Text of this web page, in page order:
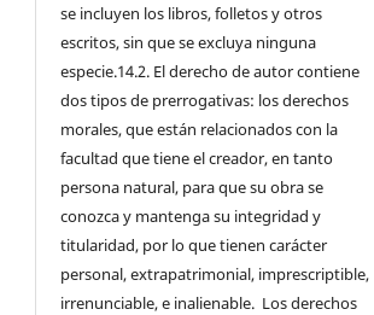
se incluyen los libros, folletos y otros
escritos, sin que se excluya ninguna
especie.14.2. El derecho de autor contiene
dos tipos de prerrogativas: los derechos
morales, que están relacionados con la
facultad que tiene el creador, en tanto
persona natural, para que su obra se
conozca y mantenga su integridad y
titularidad, por lo que tienen carácter
personal, extrapatrimonial, imprescriptible,
irrenunciable, e inalienable. Los derechos